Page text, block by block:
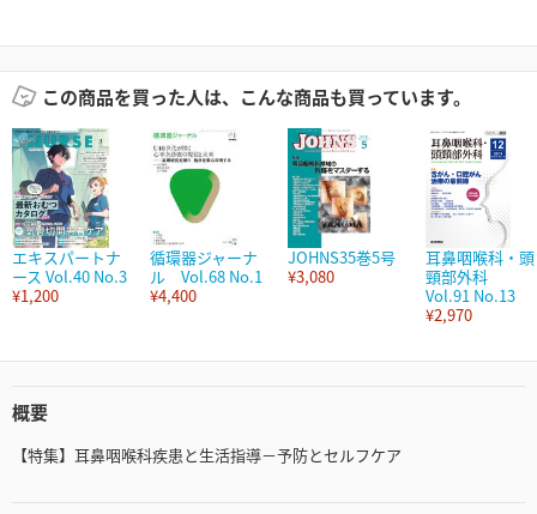
この商品を買った人は、こんな商品も買っています。
エキスパートナ
ース Vol.40 No.3
¥1,200
循環器ジャーナ
ル Vol.68 No.1
¥4,400
JOHNS35巻5号
¥3,080
耳鼻咽喉科・頭
頸部外科
Vol.91 No.13
¥2,970
概要
【特集】耳鼻咽喉科疾患と生活指導－予防とセルフケア